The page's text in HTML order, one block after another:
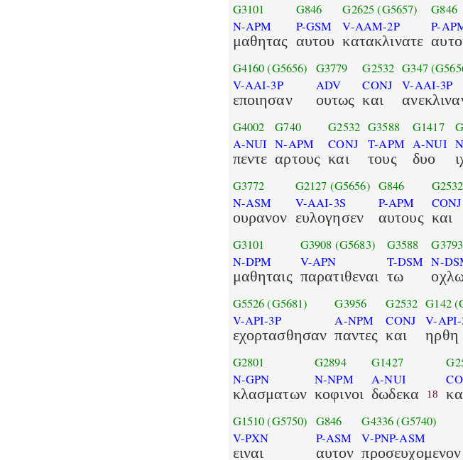
G3101
N-APM
μαθητας
G846
P-GSM
αυτου
G2625(G5657)
V-AAM-2P
κατακλινατε
G846
P-
G4160 (G5656)
V-AAI-3P
εποιησαν
G3779
ADV
ουτως
G2532
CONJ
και
G347
V-AAI-3P
G4002
A-NUI
πεντε
G740
N-APM
αρτους
G2532
CONJ
και
G3588
T-APM
τους
G1417
A-NUI
δυο
G3772
N-ASM
ουρανον
G2127 (G5656)
V-AAI-3S
ευλογησεν
G846
P-APM
αυτους
G2532
CONJ
και
G3101
N-DPM
μαθηταις
G3908 (G5683)
V-APN
παρατιθεναι
G3588
T-DSM
τω
G3793
N-
G5526 (G5681)
V-API-3P
εχορτασθησαν
G3956
A-NPM
παντες
G2532
CONJ
και
G142
V-API-
ηρθη
G2801
N-GPN
κλασματων
G2894
N-NPM
κοφινοι
G1427
A-NUI
δωδεκα 18
G1510 (G5750)
V-PXN
ειναι
G846
P-ASM
αυτον
G4336(G5740)
V-PNP-ASM
προσευχομενον